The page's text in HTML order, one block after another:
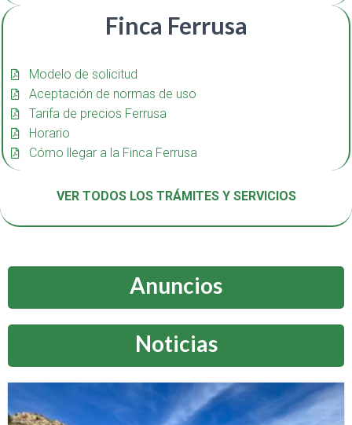
Finca Ferrusa
Modelo de solicitud
Aceptación de normas de uso
Tarifa de precios Ferrusa
Horario
Cómo llegar a la Finca Ferrusa
VER TODOS LOS TRÁMITES Y SERVICIOS
Anuncios
Noticias